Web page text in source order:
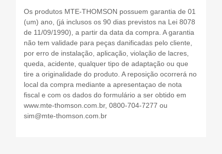
Os produtos MTE-THOMSON possuem garantia de 01
(um) ano, (já inclusos os 90 dias previstos na Lei 8078
de 11/09/1990), a partir da data da compra. A garantia
não tem validade para peças danificadas pelo cliente,
por erro de instalação, aplicação, violação de lacres,
queda, acidente, qualquer tipo de adaptação ou que
tire a originalidade do produto. A reposição ocorrerá no
local da compra mediante a apresentaçao de nota
fiscal e com os dados do formulário a ser obtido em
www.mte-thomson.com.br, 0800-704-7277 ou
sim@mte-thomson.com.br